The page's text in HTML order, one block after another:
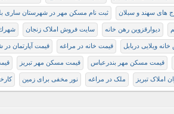
های سهند و سبلان ثبت نام مسکن مهر در شهرستان ساری
دیوارقزوین رهن خانه سایت فروش املاک زنجان شهرك
ویلایی دربابل قيمت خانه در مراغه قیمت آپارتمان
قیمت مسکن مهر بندرعباس قیمت مسکن مهر تبریز
املاک تبریز ملک در مراغه نور مخفی برای زمین